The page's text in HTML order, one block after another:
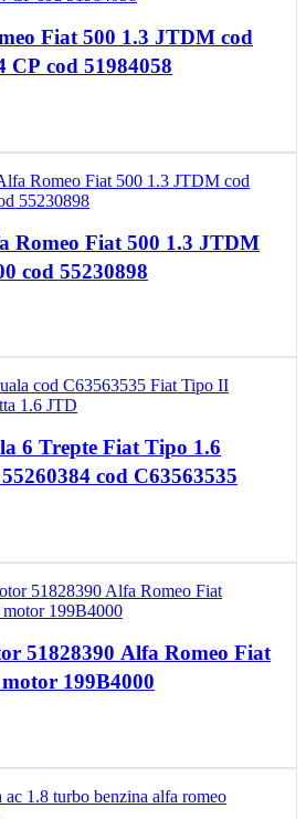
Fiat 500 1.3 JTDM cod
CP cod 51984058
Romeo Fiat 500 1.3 JTDM
cod 55230898
6 Trepte Fiat Tipo 1.6
cod C63563535
51828390 Alfa Romeo Fiat
199B4000